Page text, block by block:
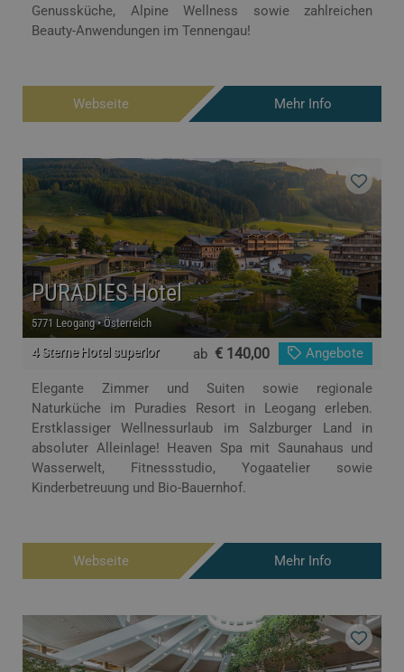
Genussküche, Alpine Wellness sowie zahlreichen
Beauty-Anwendungen im Tennengau!
Webseite Mehr Info
4 Sterne Hotel superior
PURADIES Hotel
5771 Leogang • Österreich
ab € 140,00 Angebote
Elegante Zimmer und Suiten sowie regionale
Naturküche im Puradies Resort in Leogang erleben.
Erstklassiger Wellnessurlaub im Salzburger Land in
absoluter Alleinlage! Heaven Spa mit Saunahaus und
Wasserwelt, Fitnessstudio, Yogaatelier sowie
Kinderbetreuung und Bio-Bauernhof.
Webseite Mehr Info